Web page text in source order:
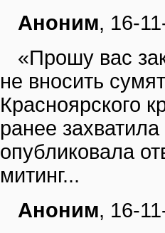
Аноним, 16-
«Прошу вас
не вносить
Красноярского
ранее
опубликовала
митинг...
Аноним, 16-